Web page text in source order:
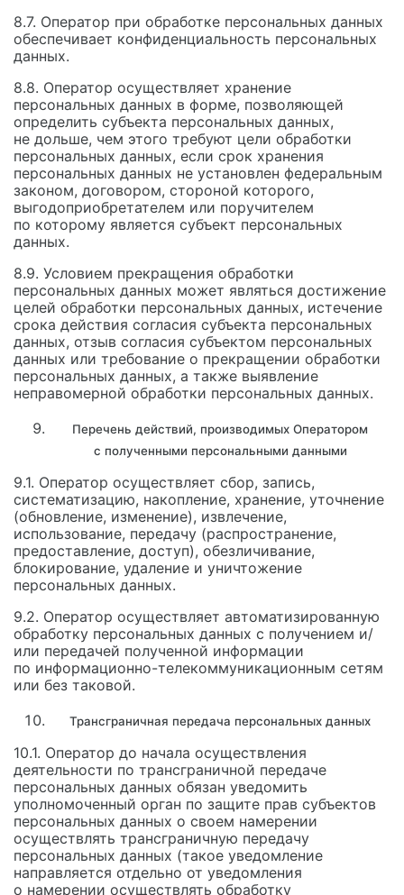
8.7. Оператор при обработке персональных данных
обеспечивает конфиденциальность персональных
данных.
8.8. Оператор осуществляет хранение
персональных данных в форме, позволяющей
определить субъекта персональных данных,
не дольше, чем этого требуют цели обработки
персональных данных, если срок хранения
персональных данных не установлен федеральным
законом, договором, стороной которого,
выгодоприобретателем или поручителем
по которому является субъект персональных
данных.
8.9. Условием прекращения обработки
персональных данных может являться достижение
целей обработки персональных данных, истечение
срока действия согласия субъекта персональных
данных, отзыв согласия субъектом персональных
данных или требование о прекращении обработки
персональных данных, а также выявление
неправомерной обработки персональных данных.
Перечень действий, производимых Оператором
с полученными персональными данными
9.1. Оператор осуществляет сбор, запись,
систематизацию, накопление, хранение, уточнение
(обновление, изменение), извлечение,
использование, передачу (распространение,
предоставление, доступ), обезличивание,
блокирование, удаление и уничтожение
персональных данных.
9.2. Оператор осуществляет автоматизированную
обработку персональных данных с получением и/
или передачей полученной информации
по информационно-телекоммуникационным сетям
или без таковой.
Трансграничная передача персональных данных
10.1. Оператор до начала осуществления
деятельности по трансграничной передаче
персональных данных обязан уведомить
уполномоченный орган по защите прав субъектов
персональных данных о своем намерении
осуществлять трансграничную передачу
персональных данных (такое уведомление
направляется отдельно от уведомления
о намерении осуществлять обработку